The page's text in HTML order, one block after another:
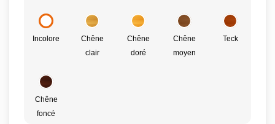
Incolore
Chêne
clair
Chêne
doré
Chêne
moyen
Teck
Chêne
foncé